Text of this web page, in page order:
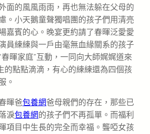
面的風風雨雨，再也無法躲在父母的
。小天鵝童聲獨唱團的孩子們用清亮
嘉賓的心。晚宴更約請了春暉泛愛愛
員練練與一戶由毫無血緣關系的孩子
暉家庭”互動，一同向大師娓娓道來
的點點滴滴，有心的練練還為四個孩
。
暉爸包養網爸母親們的存在，那些已
淚包養網的孩子們不再孤單。而福利
項目中生長的完全而幸福。聾啞女孩